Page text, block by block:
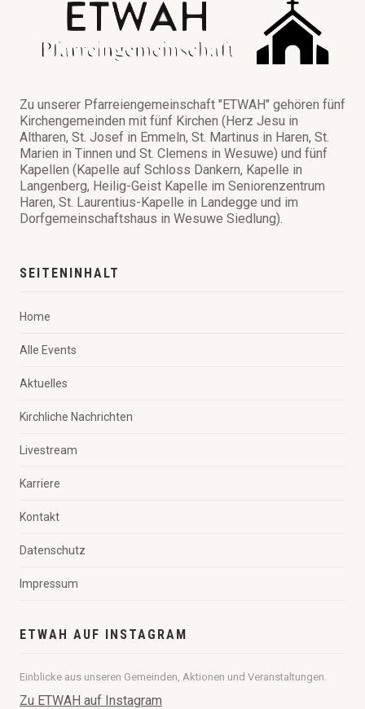
Zu unserer Pfarreiengemeinschaft "ETWAH" gehören fünf
Kirchengemeinden mit fünf Kirchen (Herz Jesu in
Altharen, St. Josef in Emmeln, St. Martinus in Haren, St.
Marien in Tinnen und St. Clemens in Wesuwe) und fünf
Kapellen (Kapelle auf Schloss Dankern, Kapelle in
Langenberg, Heilig-Geist Kapelle im Seniorenzentrum
Haren, St. Laurentius-Kapelle in Landegge und im
Dorfgemeinschaftshaus in Wesuwe Siedlung).
SEITENINHALT
Home
Alle Events
Aktuelles
Kirchliche Nachrichten
Livestream
Karriere
Kontakt
Datenschutz
Impressum
ETWAH AUF INSTAGRAM
Einblicke aus unseren Gemeinden, Aktionen und Veranstaltungen.
Zu ETWAH auf Instagram